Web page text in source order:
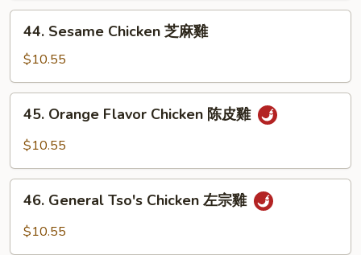
宫
44.
Sesame
Chicken
芝
麻
44. Sesame Chicken 芝麻雞
$10.55
45.
Orange
Flavor
陈
45. Orange Flavor Chicken 陈皮雞
$10.55
46.
General
Tso's
46. General Tso's Chicken 左宗雞
$10.55